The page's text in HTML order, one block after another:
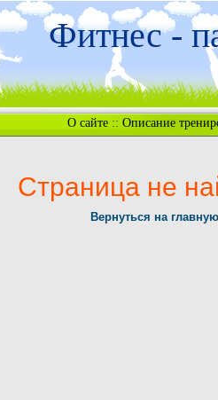
Фитнес -
О сайте :: Описание
Страница не
Вернуться на главную